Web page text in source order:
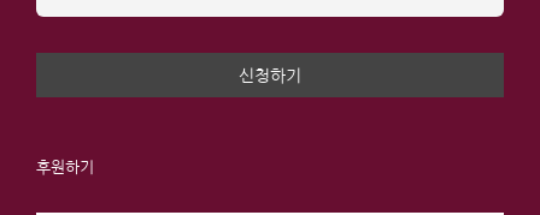
후원하기